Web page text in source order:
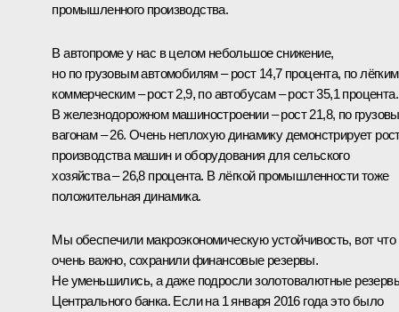
промышленного производства.
В автопроме у нас в целом небольшое снижение,
но по грузовым автомобилям – рост 14,7 процента, по лёгким
коммерческим – рост 2,9, по автобусам – рост 35,1 процента.
В железнодорожном машиностроении – рост 21,8, по
вагонам – 26. Очень неплохую динамику демонстрирует
производства машин и оборудования для сельского
хозяйства – 26,8 процента. В лёгкой промышленности тоже
положительная динамика.
Мы обеспечили макроэкономическую устойчивость, вот что
очень важно, сохранили финансовые резервы.
Не уменьшились, а даже подросли золотовалютные
Центрального банка. Если на 1 января 2016 года это было